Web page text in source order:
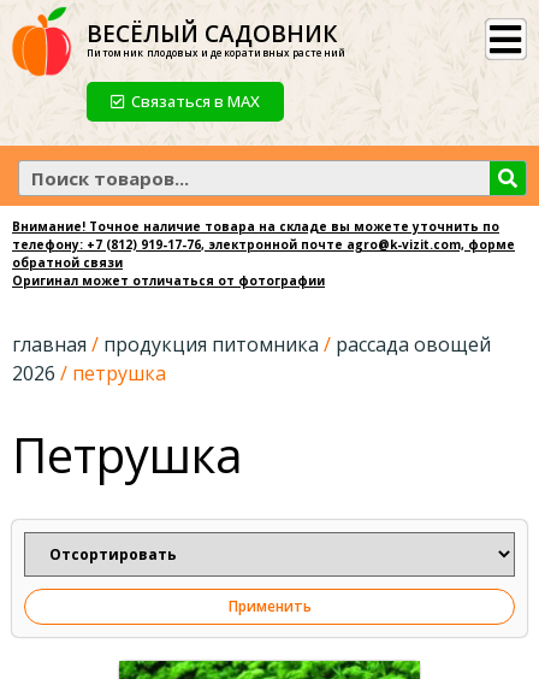
ВЕСЁЛЫЙ САДОВНИК
Питомник плодовых и декоративных растений
Связаться в МАХ
Внимание! Точное наличие товара на складе вы можете уточнить по
телефону: +7 (812) 919-17-76, электронной почте agro@k-vizit.com, форме
обратной связи
Оригинал может отличаться от фотографии
главная / продукция питомника / рассада овощей
2026 / петрушка
Петрушка
Применить